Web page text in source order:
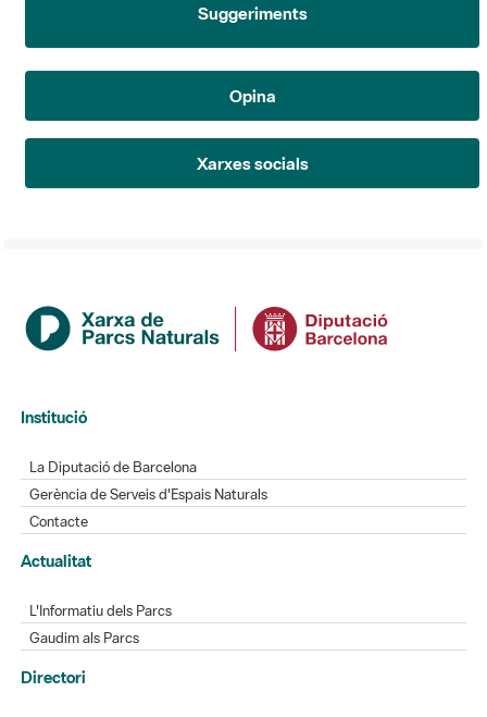
Suggeriments
Opina
Xarxes socials
Institució
La Diputació de Barcelona
Gerència de Serveis d'Espais Naturals
Contacte
Actualitat
L'Informatiu dels Parcs
Gaudim als Parcs
Directori